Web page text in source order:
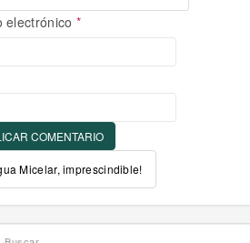
electrónico *
navigation
Micelar, imprescindible!